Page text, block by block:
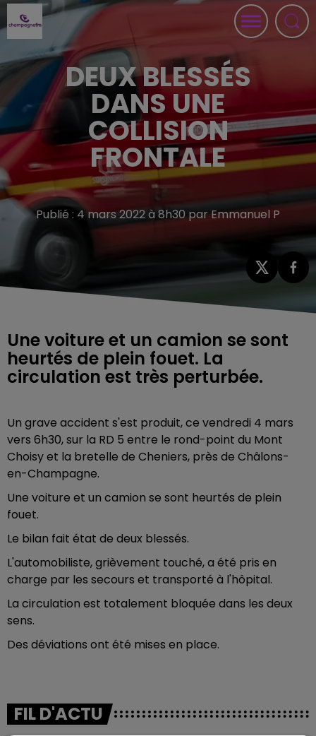
DEUX BLESSÉS
DANS UNE
COLLISION
FRONTALE
Publié : 4 mars 2022 à 8h30 par Emmanuel P
Une voiture et un camion se sont
heurtés de plein fouet. La
circulation est très perturbée.
Un grave accident s'est produit, ce vendredi 4 mars
vers 6h30, sur la RD 5 entre le rond-point du Mont
Choisy et la bretelle de Cheniers, près de Châlons-
en-Champagne.
Une voiture et un camion se sont heurtés de plein
fouet.
Le bilan fait état de deux blessés.
L'automobiliste, grièvement touché, a été pris en
charge par les secours et transporté à l'hôpital.
La circulation est totalement bloquée dans les deux
sens.
Des déviations ont été mises en place.
FIL D'ACTU